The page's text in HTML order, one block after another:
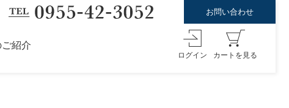
お問い合わせ
紹介
ログイン カートを見る